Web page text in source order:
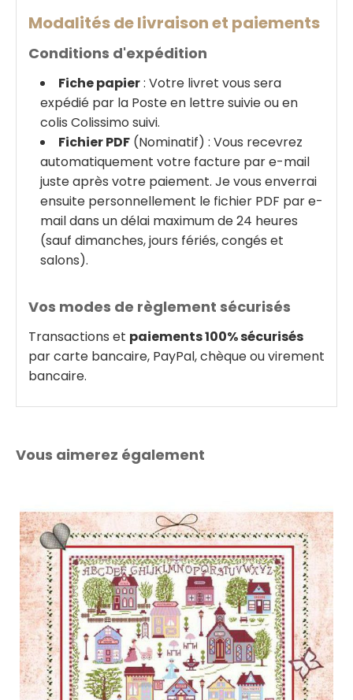
Modalités de livraison et paiements
Conditions d'expédition
Fiche papier: Votre livret vous sera
expédié par la Poste en lettre suivie ou en
colis Colissimo suivi.
Fichier PDF (Nominatif) : Vous recevrez
automatiquement votre facture par e-mail
juste après votre paiement. Je vous enverrai
ensuite personnellement le fichier PDF par e-
mail dans un délai maximum de 24 heures
(sauf dimanches, jours fériés, congés et
salons).
Vos modes de règlement sécurisés
Transactions et paiements 100% sécurisés
par carte bancaire, PayPal, chèque ou virement
bancaire.
Vous aimerez également